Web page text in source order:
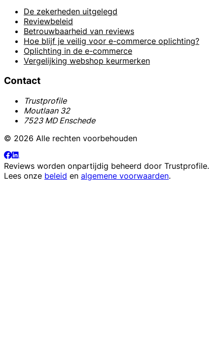
De zekerheden uitgelegd
Reviewbeleid
Betrouwbaarheid van reviews
Hoe blijf je veilig voor e-commerce oplichting?
Oplichting in de e-commerce
Vergelijking webshop keurmerken
Contact
Trustprofile
Moutlaan 32
7523 MD Enschede
© 2026 Alle rechten voorbehouden
Reviews worden onpartijdig beheerd door Trustprofile.
Lees onze beleid en algemene voorwaarden.